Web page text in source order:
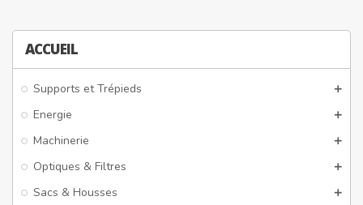
ACCUEIL
Supports et Trépieds
Energie
Machinerie
Optiques & Filtres
Sacs & Housses